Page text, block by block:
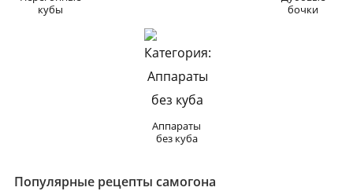
кубы
бочки
Аппараты
без куба
Популярные рецепты самогона